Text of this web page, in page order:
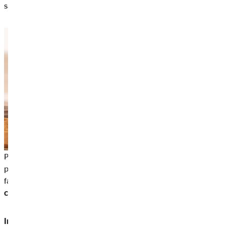
să fie planificate cu siguranță pe termen lung.
Pentru a economisi sustenabil pentru generația următoare și
pentru a implica, de asemenea, bunicii, nașii sau alți membri ai
familiei, un
cea mai rațională investiție.
Investiția în acțiuni individuale este mai puțin